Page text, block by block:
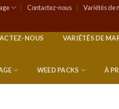
Contactez-nous Variétés de
NOUS VARIÉTÉS DE
WEED PACKS À